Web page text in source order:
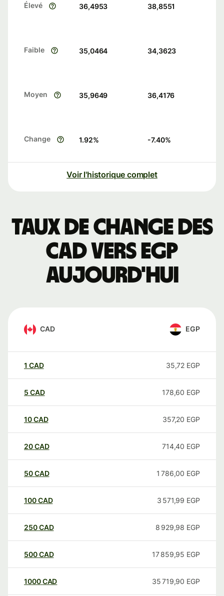
Élevé 36,4953 38,8551
Faible 35,0464 34,3623
Moyen 35,9649 36,4176
Change 1.92% -7.40%
Voir l'historique complet
Taux de change des
CAD vers EGP
aujourd'hui
CAD EGP
1 CAD 35,72 EGP
5 CAD 178,60 EGP
10CAD 357,20 EGP
20CAD 714,40 EGP
50CAD 1 786,00 EGP
100CAD 3 571,99 EGP
250CAD 8 929,98 EGP
500CAD 17 859,95 EGP
1000CAD 35 719,90 EGP